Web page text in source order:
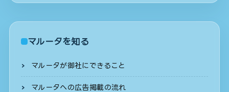
マルータを知る
マルータが御社にできること
マルータへの広告掲載の流れ